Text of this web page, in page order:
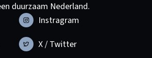
duurzaam Nederland.
Instragram
X / Twitter